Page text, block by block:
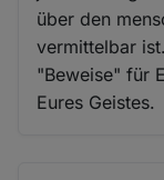
über den
vermittelbar
"Beweise" für
Eures Geistes.